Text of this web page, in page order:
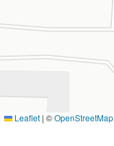
Leaflet | ©OpenStreetMap